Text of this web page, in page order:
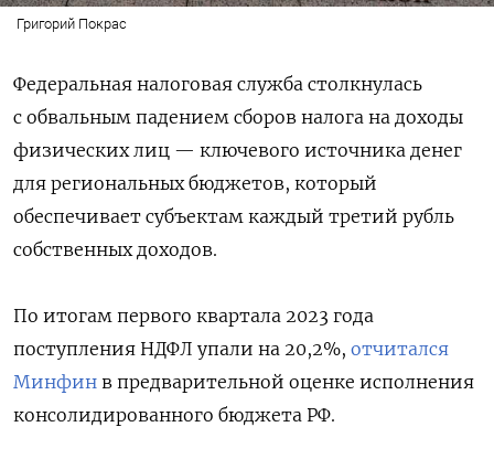
Григорий Покрас
Федеральная налоговая служба столкнулась
с обвальным падением сборов налога на доходы
физических лиц — ключевого источника денег
для региональных бюджетов, который
обеспечивает субъектам каждый третий рубль
собственных доходов.
По итогам первого квартала 2023 года
поступления НДФЛ упали на 20,2%, отчитался
Минфин в предварительной оценке исполнения
консолидированного бюджета РФ.